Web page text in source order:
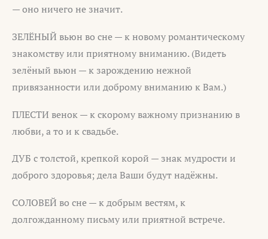
— оно ничего не значит.
ЗЕЛЁНЫЙ вьюн во сне — к новому романтическому
знакомству или приятному вниманию. (Видеть
зелёный вьюн — к зарождению нежной
привязанности или доброму вниманию к Вам.)
ПЛЕСТИ венок — к скорому важному признанию в
любви, а то и к свадьбе.
ДУБ с толстой, крепкой корой — знак мудрости и
доброго здоровья; дела Ваши будут надёжны.
СОЛОВЕЙ во сне — к добрым вестям, к
долгожданному письму или приятной встрече.